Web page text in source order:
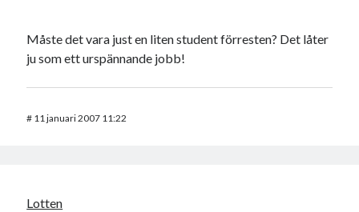
Måste det vara just en liten student förresten? Det låter
ju som ett urspännande jobb!
# 11 januari 2007 11:22
Lotten